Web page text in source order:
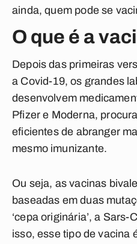
ainda, quem pode se
O que é a
Depois das primeiras
a Covid-19, os grandes
desenvolvem
Pfizer e Moderna,
eficientes de abranger
mesmo imunizante.
Ou seja, as vacinas
baseadas em duas
‘cepa originária’, a
isso, esse tipo de vacina